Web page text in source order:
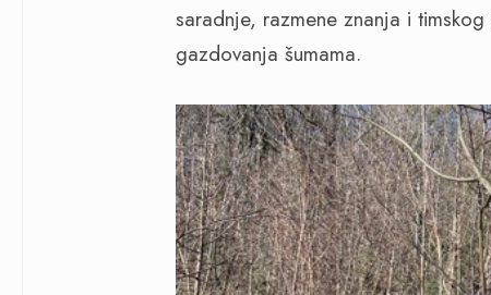
saradnje, razmene znanja i
gazdovanja šumama.